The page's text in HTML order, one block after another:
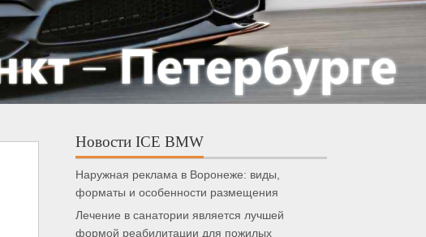
Новости ICE BMW
Наружная реклама в Воронеже: виды,
форматы и особенности размещения
Лечение в санатории является лучшей
формой реабилитации для пожилых